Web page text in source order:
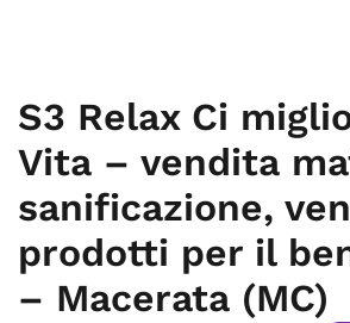
S3 Relax Ci
Vita – vendita
sanificazione,
prodotti per il
– Macerata (MC)